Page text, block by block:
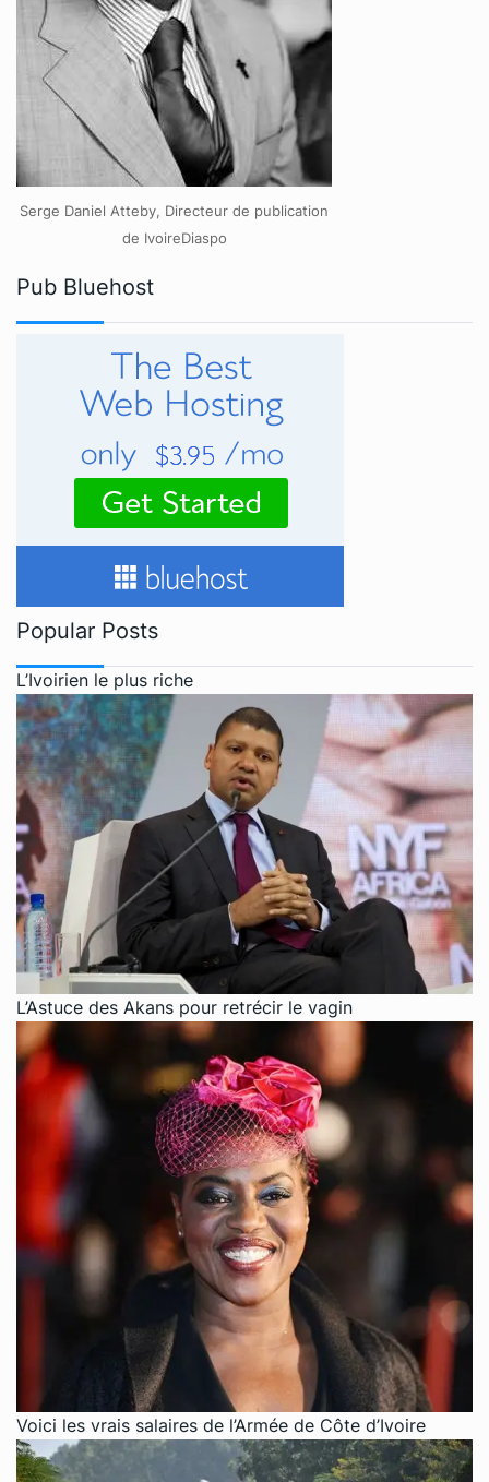
Serge Daniel Atteby, Directeur de publication
de IvoireDiaspo
Pub Bluehost
Popular Posts
L’Ivoirien le plus riche
L’Astuce des Akans pour retrécir le vagin
Voici les vrais salaires de l’Armée de Côte d’Ivoire